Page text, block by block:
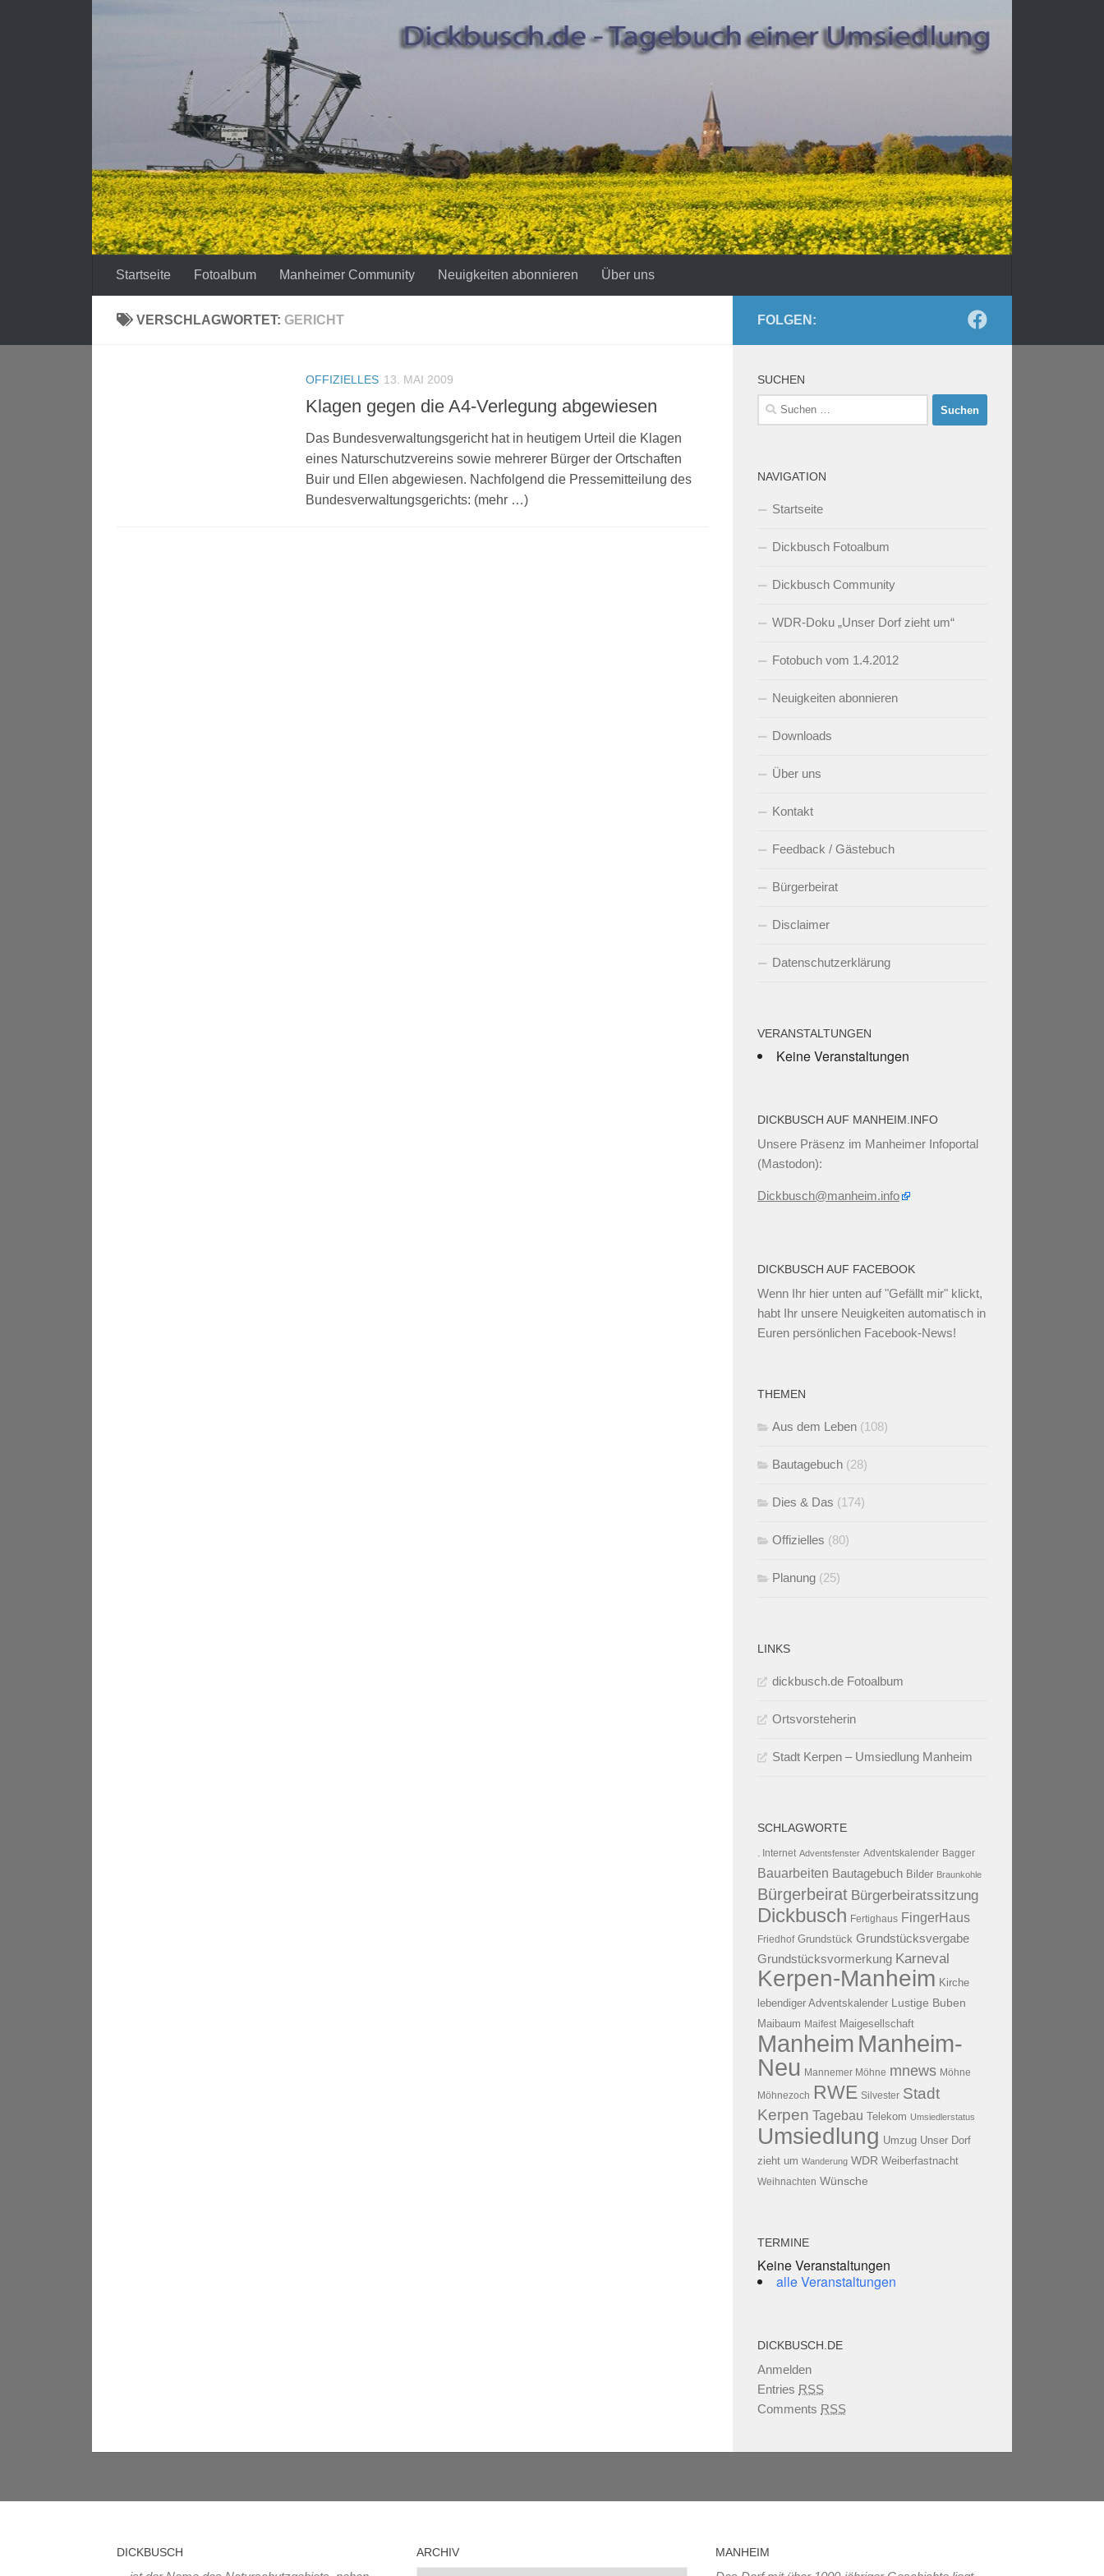
Startseite Fotoalbum Manheimer Community Neuigkeiten abonnieren Über uns
VERSCHLAGWORTET: GERICHT
OFFIZIELLES 13. MAI 2009
Klagen gegen die A4-Verlegung abgewiesen
Das Bundesverwaltungsgericht hat in heutigem Urteil die Klagen
eines Naturschutzvereins sowie mehrerer Bürger der Ortschaften
Buir und Ellen abgewiesen. Nachfolgend die Pressemitteilung des
Bundesverwaltungsgerichts: (mehr …)
FOLGEN:
SUCHEN
Suchen
nach:
NAVIGATION
Startseite
Dickbusch Fotoalbum
Dickbusch Community
WDR-Doku „Unser Dorf zieht um“
Fotobuch vom 1.4.2012
Neuigkeiten abonnieren
Downloads
Über uns
Kontakt
Feedback / Gästebuch
Bürgerbeirat
Disclaimer
Datenschutzerklärung
VERANSTALTUNGEN
Keine Veranstaltungen
DICKBUSCH AUF MANHEIM.INFO
Unsere Präsenz im Manheimer Infoportal
(Mastodon):
Dickbusch@manheim.info
DICKBUSCH AUF FACEBOOK
Wenn Ihr hier unten auf "Gefällt mir" klickt,
habt Ihr unsere Neuigkeiten automatisch in
Euren persönlichen Facebook-News!
THEMEN
Aus dem Leben (108)
Bautagebuch (28)
Dies & Das (174)
Offizielles (80)
Planung (25)
LINKS
dickbusch.de Fotoalbum
Ortsvorsteherin
Stadt Kerpen – Umsiedlung Manheim
SCHLAGWORTE
. Internet Adventsfenster Adventskalender Bagger
Bauarbeiten Bautagebuch Bilder Braunkohle
Bürgerbeirat Bürgerbeiratssitzung
Dickbusch Fertighaus FingerHaus
Friedhof Grundstück Grundstücksvergabe
Grundstücksvormerkung Karneval
Kerpen-Manheim Kirche
lebendiger Adventskalender Lustige Buben
Maibaum Maifest Maigesellschaft
Manheim Manheim-
Neu Mannemer Möhne mnews Möhne
Möhnezoch RWE Silvester Stadt
Kerpen Tagebau Telekom Umsiedlerstatus
Umsiedlung Umzug Unser Dorf
zieht um Wanderung WDR Weiberfastnacht
Weihnachten Wünsche
TERMINE
Keine Veranstaltungen
alle Veranstaltungen
DICKBUSCH.DE
Anmelden
Entries RSS
Comments RSS
DICKBUSCH ARCHIV MANHEIM